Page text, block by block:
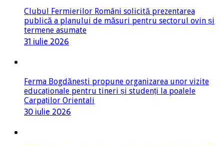
Clubul Fermierilor Români solicită prezentarea
publică a planului de măsuri pentru sectorul ovin și
termene asumate
31 iulie 2026
Ferma Bogdănești propune organizarea unor vizite
educaționale pentru tineri și studenți la poalele
Carpaților Orientali
30 iulie 2026